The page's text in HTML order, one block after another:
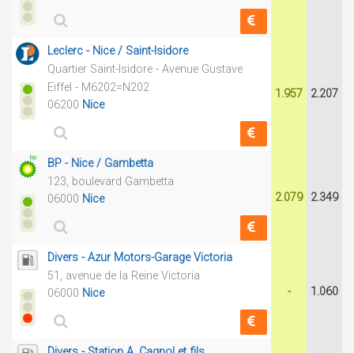
Leclerc - Nice / Saint-Isidore
Quartier Saint-Isidore - Avenue Gustave
Eiffel - M6202=N202
06200 Nice
1.957 2.207
BP - Nice / Gambetta
123, boulevard Gambetta
06000 Nice 2.079 2.349
Divers - Azur Motors-Garage Victoria
51, avenue de la Reine Victoria
06000 Nice - 1.060